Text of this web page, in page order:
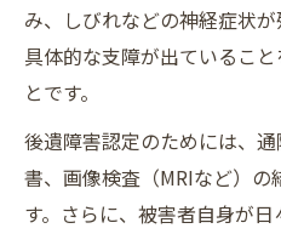
み、しびれなどの神経症状
具体的な支障が出ているこ
とです。
後遺障害認定のためには、
書、画像検査（MRIなど）
す。さらに、被害者自身が